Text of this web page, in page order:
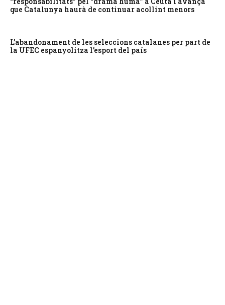
que Catalunya haurà de continuar acollint menors
L’abandonament de les seleccions catalanes per part de
la UFEC espanyolitza l’esport del país